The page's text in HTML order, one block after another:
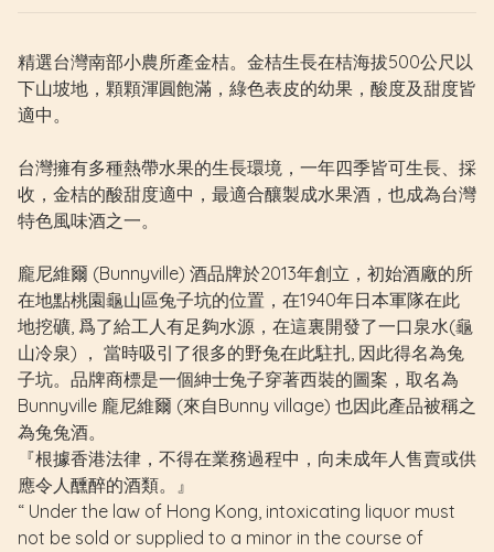
精選台灣南部小農所產金桔。金桔生長在桔海拔500公尺以
下山坡地，顆顆渾圓飽滿，綠色表皮的幼果，酸度及甜度皆
適中。
台灣擁有多種熱帶水果的生長環境，一年四季皆可生長、採
收，金桔的酸甜度適中，最適合釀製成水果酒，也成為台灣
特色風味酒之一。
龐尼維爾 (Bunnyville) 酒品牌於2013年創立，初始酒廠的所
在地點桃園龜山區兔子坑的位置，在1940年日本軍隊在此
地挖礦, 爲了給工人有足夠水源，在這裏開發了一口泉水(龜
山冷泉) ， 當時吸引了很多的野兔在此駐扎, 因此得名為兔
子坑。品牌商標是一個紳士兔子穿著西裝的圖案，取名為
Bunnyville 龐尼維爾 (來自Bunny village) 也因此產品被稱之
為兔兔酒。
『根據香港法律，不得在業務過程中，向未成年人售賣或供
應令人醺醉的酒類。』
“ Under the law of Hong Kong, intoxicating liquor must
not be sold or supplied to a minor in the course of